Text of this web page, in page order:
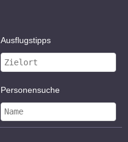
Ausflugstipps
Personensuche